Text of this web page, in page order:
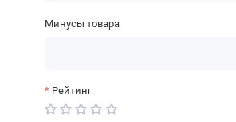
Минусы товара
Рейтинг